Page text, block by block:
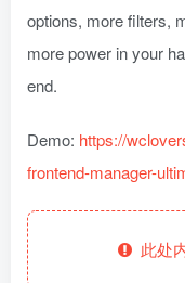
options, more filters,
more power in your
end.
Demo: https://
frontend-manager-
此处